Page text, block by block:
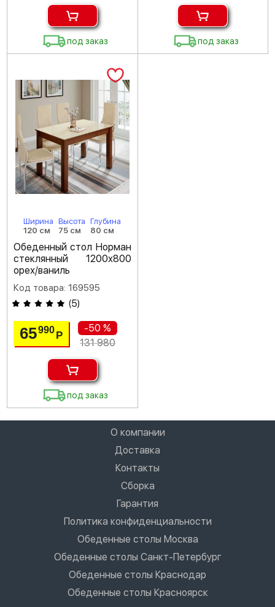
под заказ под заказ
Ширина
120 см
Высота
75 см
Глубина
80 см
Обеденный стол Норман
стеклянный 1200х800
орех/ваниль
Код товара: 169595
(5)
65990Р
-50 %
131 980
под заказ
О компании
Доставка
Контакты
Сборка
Гарантия
Политика конфиденциальности
Обеденные столы Москва
Обеденные столы Санкт-Петербург
Обеденные столы Краснодар
Обеденные столы Красноярск